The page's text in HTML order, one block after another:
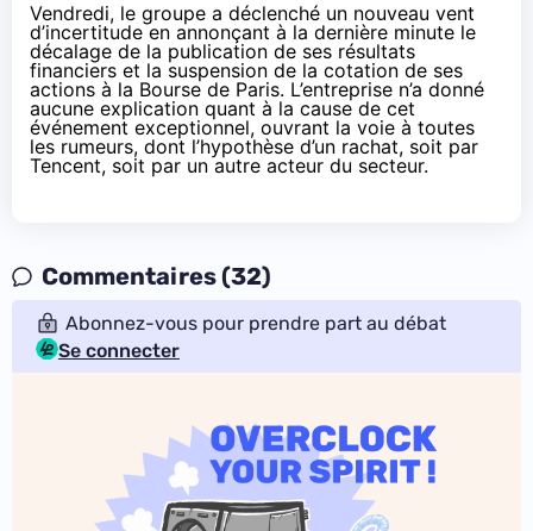
Vendredi, le groupe a déclenché un nouveau vent
d’incertitude en annonçant à la dernière minute le
décalage de la publication de ses résultats
financiers et la suspension de la cotation de ses
actions à la Bourse de Paris. L’entreprise n’a donné
aucune explication quant à la cause de cet
événement exceptionnel, ouvrant la voie à toutes
les rumeurs, dont l’hypothèse d’un rachat, soit par
Tencent, soit par un autre acteur du secteur.
Commentaires (32)
Abonnez-vous pour prendre part au débat
Se connecter